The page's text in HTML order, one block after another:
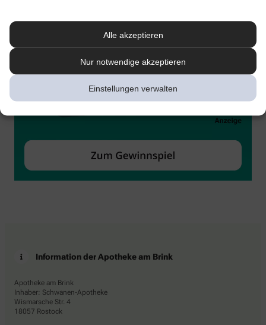
Alle akzeptieren
Nur notwendige akzeptieren
Einstellungen verwalten
Information der Apotheke am Brink
Apotheke am Brink
Inhaber: Schwanen-Apotheke
Wismarsche Str. 4
18057 Rostock